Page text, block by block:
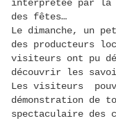
interprétée par la
des fêtes…
Le dimanche, un
des producteurs
visiteurs ont pu
découvrir les
Les visiteurs
démonstration de
spectaculaire des